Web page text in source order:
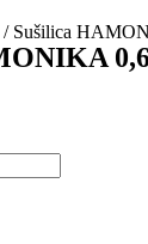
/ Sušilica